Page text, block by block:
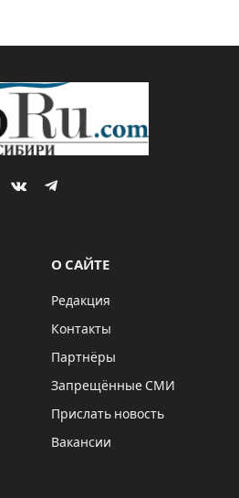
VKontakteTelegram
О САЙТЕ
Редакция
Контакты
Партнёры
Запрещённые СМИ
Прислать новость
Вакансии